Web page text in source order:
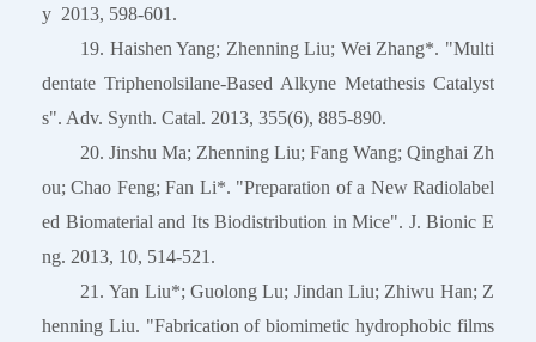
y 2013, 598-601.
19. Haishen Yang; Zhenning Liu; Wei Zhang*. "Multi
dentate Triphenolsilane-Based Alkyne Metathesis Catalyst
s". Adv. Synth. Catal. 2013, 355(6), 885-890.
20. Jinshu Ma; Zhenning Liu; Fang Wang; Qinghai Zh
ou; Chao Feng; Fan Li*. "Preparation of a New Radiolabel
ed Biomaterial and Its Biodistribution in Mice". J. Bionic E
ng. 2013, 10, 514-521.
21. Yan Liu*; Guolong Lu; Jindan Liu; Zhiwu Han; Z
henning Liu. "Fabrication of biomimetic hydrophobic films